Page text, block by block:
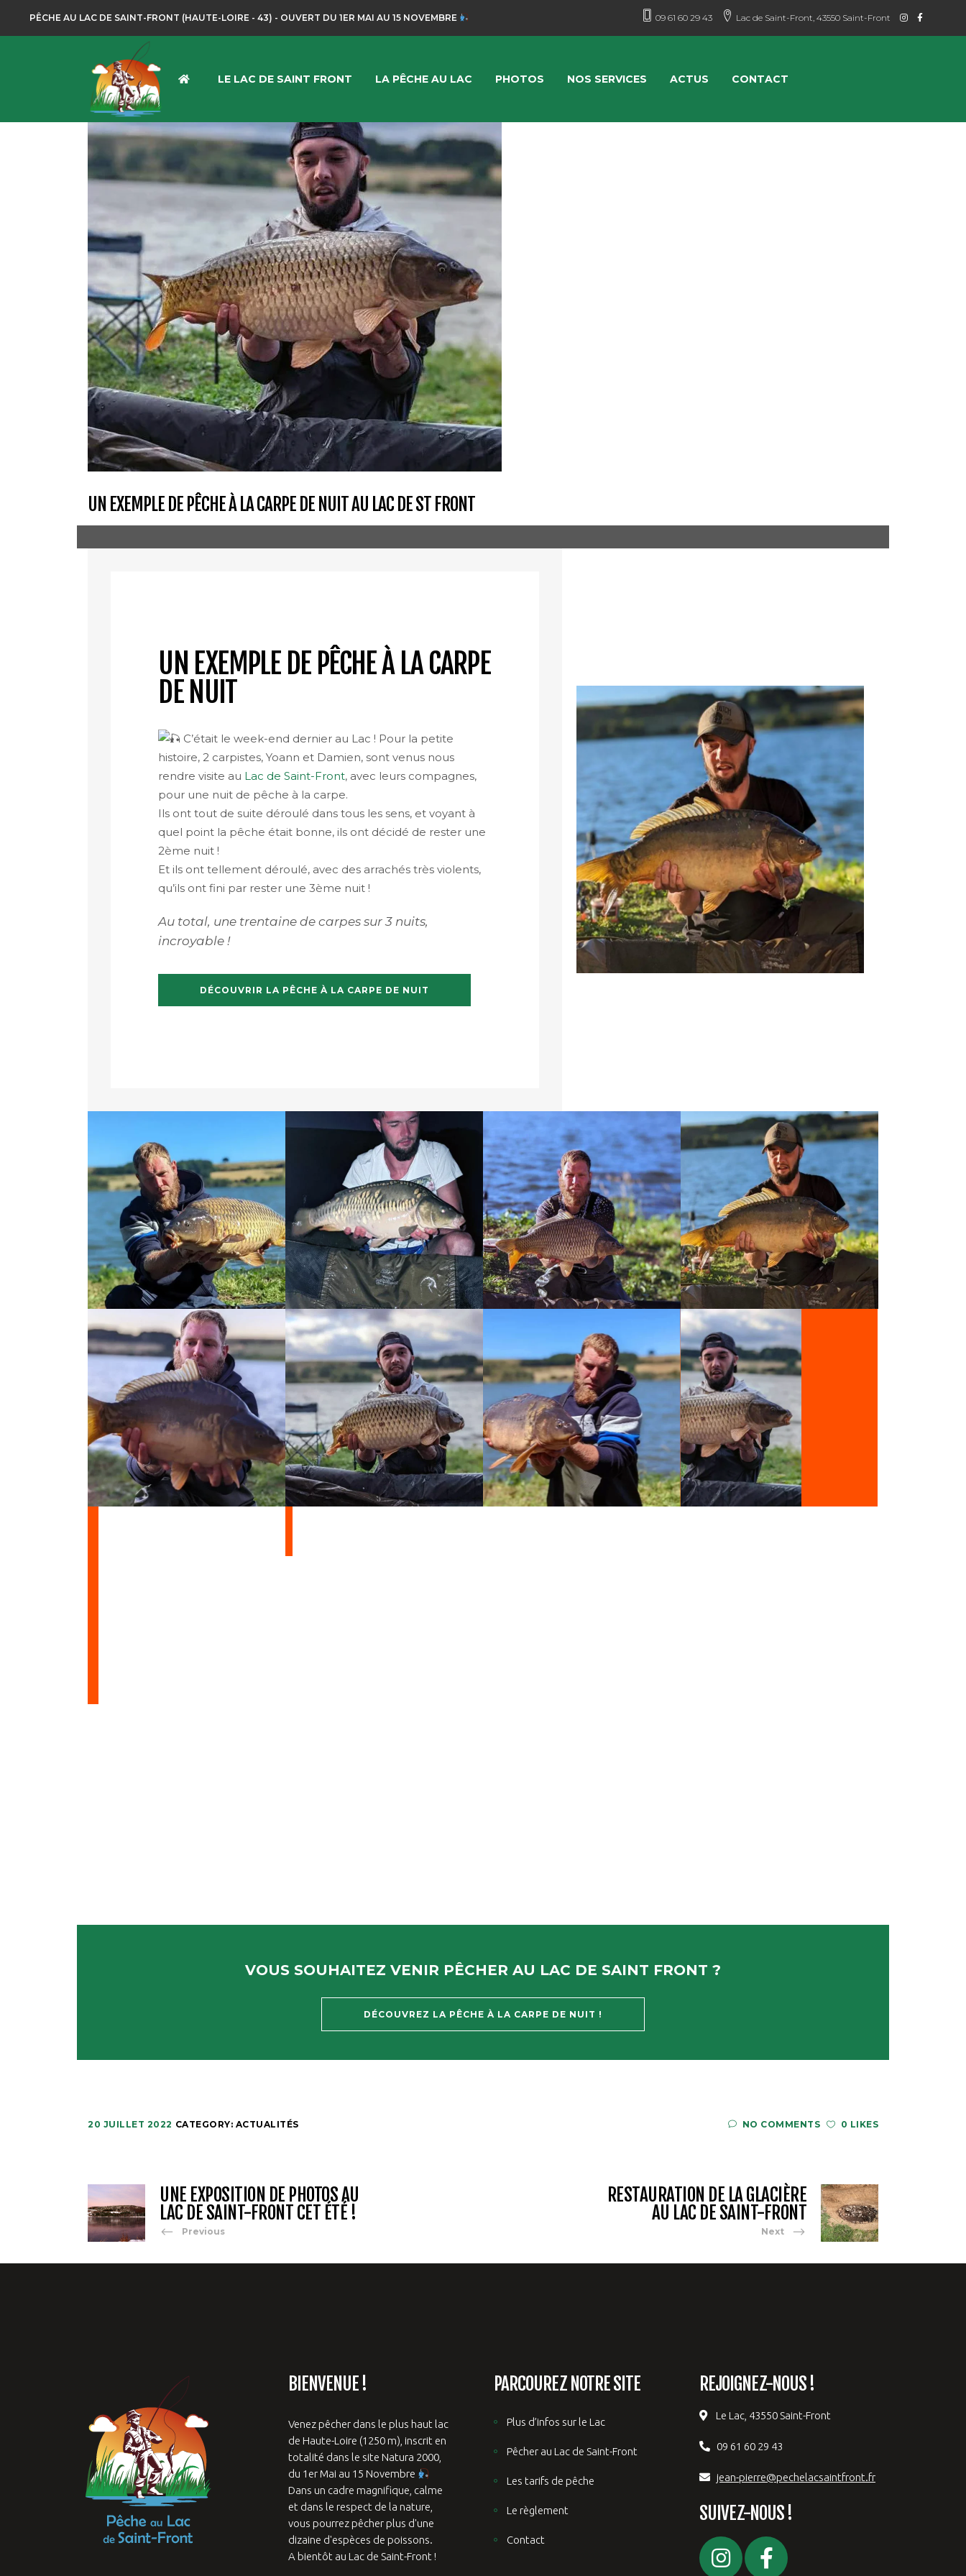
PÊCHE AU LAC DE SAINT-FRONT (HAUTE-LOIRE - 43) - OUVERT DU 1ER MAI AU 15 NOVEMBRE 09 61 60 29 43 Lac de Saint-Front, 43550 Saint-Front
LE LAC DE SAINT FRONT LA PÊCHE AU LAC PHOTOS NOS SERVICES ACTUS CONTACT
UN EXEMPLE DE PÊCHE À LA CARPE DE NUIT AU LAC DE ST FRONT
UN EXEMPLE DE PÊCHE À LA CARPE
DE NUIT
C’était le week-end dernier au Lac ! Pour la petite
histoire, 2 carpistes, Yoann et Damien, sont venus nous
rendre visite au Lac de Saint-Front, avec leurs compagnes,
pour une nuit de pêche à la carpe.
Ils ont tout de suite déroulé dans tous les sens, et voyant à
quel point la pêche était bonne, ils ont décidé de rester une
2ème nuit !
Et ils ont tellement déroulé, avec des arrachés très violents,
qu’ils ont fini par rester une 3ème nuit !
Au total, une trentaine de carpes sur 3 nuits,
incroyable !
DÉCOUVRIR LA PÊCHE À LA CARPE DE NUIT
VOUS SOUHAITEZ VENIR PÊCHER AU LAC DE SAINT FRONT ?
DÉCOUVREZ LA PÊCHE À LA CARPE DE NUIT !
20 JUILLET 2022 CATEGORY: ACTUALITÉS NO COMMENTS 0 LIKES
UNE EXPOSITION DE PHOTOS AU
LAC DE SAINT-FRONT CET ÉTÉ !
Previous
RESTAURATION DE LA GLACIÈRE
AU LAC DE SAINT-FRONT
Next
BIENVENUE !
Venez pêcher dans le plus haut lac
de Haute-Loire (1250 m), inscrit en
totalité dans le site Natura 2000,
du 1er Mai au 15 Novembre
Dans un cadre magnifique, calme
et dans le respect de la nature,
vous pourrez pêcher plus d'une
dizaine d'espèces de poissons.
A bientôt au Lac de Saint-Front !
PARCOUREZ NOTRE SITE
Plus d’infos sur le Lac
Pêcher au Lac de Saint-Front
Les tarifs de pêche
Le règlement
Contact
REJOIGNEZ-NOUS !
Le Lac, 43550 Saint-Front
09 61 60 29 43
jean-pierre@pechelacsaintfront.fr
SUIVEZ-NOUS !